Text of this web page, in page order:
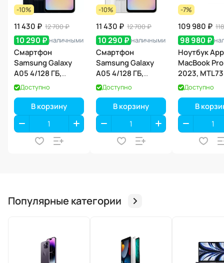
-10%
11 430 ₽ 12 700 ₽
10 290 ₽ наличными
Смартфон
Samsung Galaxy
A05 4/128 ГБ,
черный
Доступно
В корзину
-10%
11 430 ₽ 12 700 ₽
10 290 ₽ наличными
Смартфон
Samsung Galaxy
A05 4/128 ГБ,
серебряный
Доступно
В корзину
-7%
109 980 ₽
98 980 ₽
Ноутбук
MacBook
2023,
RAM 8 ГБ,
ГБ), Space
Доступно
В
Популярные категории